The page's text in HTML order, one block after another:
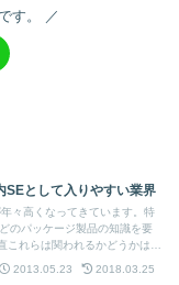
す。
SEとして入りやすい業界
々高くなってきています。特
のパッケージ製品の知識を要
れらは関われるかどうかは運
、現在非常に苦戦している私で
あまりスキルを求めない会社
2013.05.23 2018.03.25